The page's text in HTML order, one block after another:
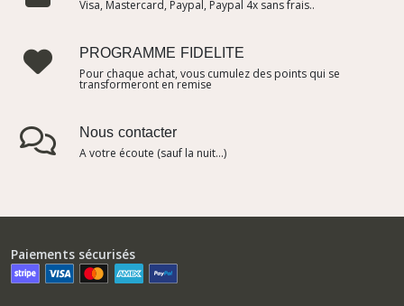
Visa, Mastercard, Paypal, Paypal 4x sans frais..
PROGRAMME FIDELITE
Pour chaque achat, vous cumulez des points qui se
transformeront en remise
Nous contacter
A votre écoute (sauf la nuit...)
Paiements sécurisés